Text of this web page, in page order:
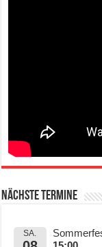
Nächste Termine
SA.